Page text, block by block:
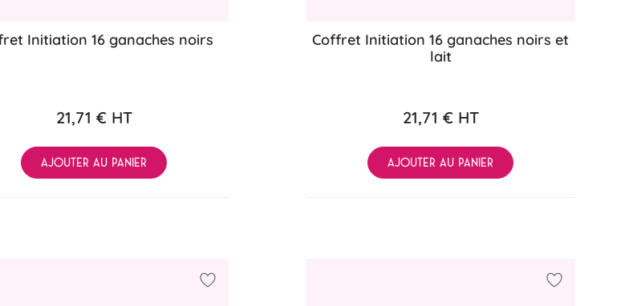
Initiation 16 ganaches noirs
21,71 €HT
AJOUTER AU PANIER
Coffret Initiation 16 ganaches noirs et
lait
21,71 €HT
AJOUTER AU PANIER
Ajouter à ma liste d'achats Ajouter à